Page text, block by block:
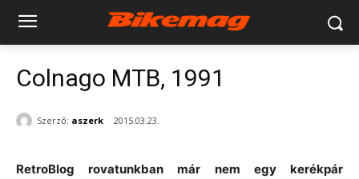
Colnago MTB, 1991
Szerző: aszerk 2015.03.23.
RetroBlog rovatunkban már nem egy kerékpár